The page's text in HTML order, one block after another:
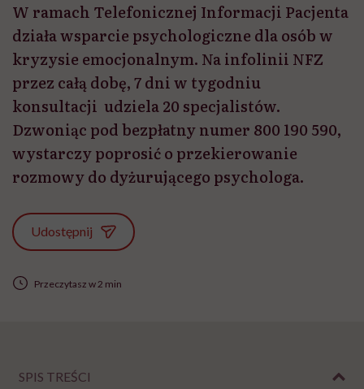
W ramach Telefonicznej Informacji Pacjenta
działa wsparcie psychologiczne dla osób w
kryzysie emocjonalnym. Na infolinii NFZ
przez całą dobę, 7 dni w tygodniu
konsultacji udziela 20 specjalistów.
Dzwoniąc pod bezpłatny numer 800 190 590,
wystarczy poprosić o przekierowanie
rozmowy do dyżurującego psychologa.
Udostępnij
Przeczytasz w 2 min
SPIS TREŚCI